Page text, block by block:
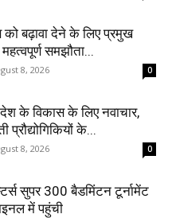
को बढ़ावा देने के लिए प्रमुख
समझौता...
8, 2026 0
देश के विकास के लिए नवाचार,
के...
8, 2026 0
सुपर 300 बैडमिंटन टूर्नामेंट
में पहुंची